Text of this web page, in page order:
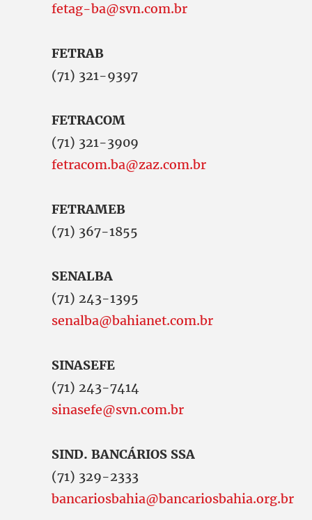
fetag-ba@svn.com.br
FETRAB
(71) 321-9397
FETRACOM
(71) 321-3909
fetracom.ba@zaz.com.br
FETRAMEB
(71) 367-1855
SENALBA
(71) 243-1395
senalba@bahianet.com.br
SINASEFE
(71) 243-7414
sinasefe@svn.com.br
SIND. BANCÁRIOS SSA
(71) 329-2333
bancariosbahia@bancariosbahia.org.br